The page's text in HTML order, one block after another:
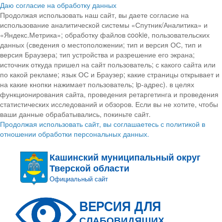
Даю согласие на обработку данных
Продолжая использовать наш сайт, вы даете согласие на
использование аналитической системы «Спутник/Аналитика» и
«Яндекс.Метрика»; обработку файлов cookie, пользовательских
данных (сведения о местоположении; тип и версия ОС, тип и
версия Браузера; тип устройства и разрешение его экрана;
источник откуда пришел на сайт пользователь; с какого сайта или
по какой рекламе; язык ОС и Браузер; какие страницы открывает и
на какие кнопки нажимает пользователь; ip-адрес). в целях
функционирования сайта, проведения ретаргетинга и проведения
статистических исследований и обзоров. Если вы не хотите, чтобы
ваши данные обрабатывались, покиньте сайт.
Продолжая использовать сайт, вы соглашаетесь с политикой в
отношении обработки персональных данных.